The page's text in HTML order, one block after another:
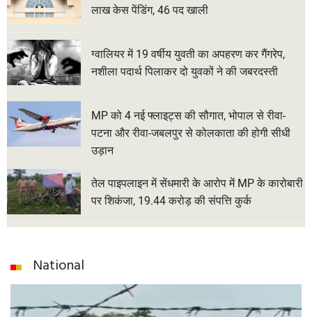
लाख केस पेंडिंग, 46 पद खाली
ग्वालियर में 19 वर्षीय युवती का अपहरण कर गैंगरेप,
नशीला पदार्थ पिलाकर दो युवकों ने की जबरदस्ती
MP को 4 नई फ्लाइट्स की सौगात, भोपाल से रीवा-
पटना और रीवा-जबलपुर से कोलकाता की होगी सीधी
उड़ान
तेल पाइपलाइन में सेंधमारी के आरोप में MP के कारोबारी
पर शिकंजा, 19.44 करोड़ की संपत्ति कुर्क
National